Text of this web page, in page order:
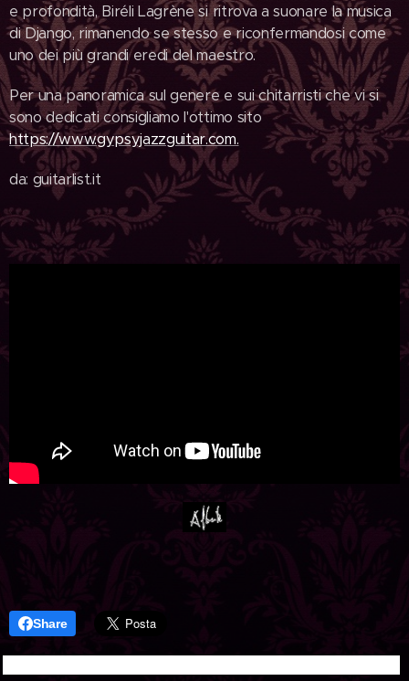
e profondità, Biréli Lagrène si ritrova a suonare la musica
di Django, rimanendo se stesso e riconfermandosi come
uno dei più grandi eredi del maestro.
Per una panoramica sul genere e sui chitarristi che vi si
sono dedicati consigliamo l'ottimo sito
https://www.gypsyjazzguitar.com.
da: guitarlist.it
Share